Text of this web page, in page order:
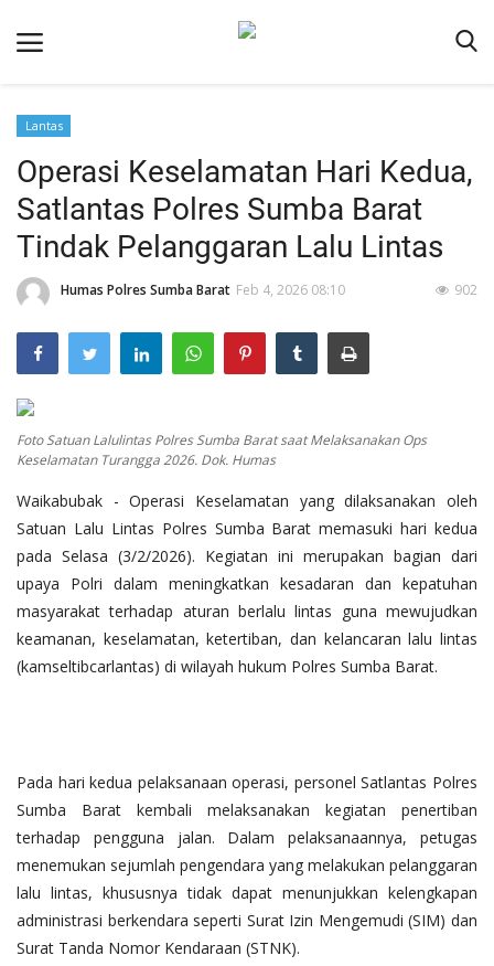
Redaksi
Lantas
Giat Ops
Polsek Jajaran
Lantas
Operasi Keselamatan Hari Kedua,
Satlantas Polres Sumba Barat
Tindak Pelanggaran Lalu Lintas
Humas Polres Sumba Barat Feb 4, 2026 08:10 902
Foto Satuan Lalulintas Polres Sumba Barat saat Melaksanakan Ops
Keselamatan Turangga 2026. Dok. Humas
Waikabubak - Operasi Keselamatan yang dilaksanakan oleh
Satuan Lalu Lintas Polres Sumba Barat memasuki hari kedua
pada Selasa (3/2/2026). Kegiatan ini merupakan bagian dari
upaya Polri dalam meningkatkan kesadaran dan kepatuhan
masyarakat terhadap aturan berlalu lintas guna mewujudkan
keamanan, keselamatan, ketertiban, dan kelancaran lalu lintas
(kamseltibcarlantas) di wilayah hukum Polres Sumba Barat.
Pada hari kedua pelaksanaan operasi, personel Satlantas Polres
Sumba Barat kembali melaksanakan kegiatan penertiban
terhadap pengguna jalan. Dalam pelaksanaannya, petugas
menemukan sejumlah pengendara yang melakukan pelanggaran
lalu lintas, khususnya tidak dapat menunjukkan kelengkapan
administrasi berkendara seperti Surat Izin Mengemudi (SIM) dan
Surat Tanda Nomor Kendaraan (STNK).